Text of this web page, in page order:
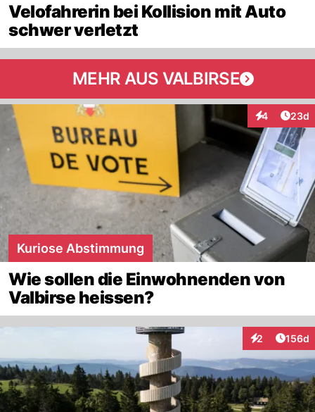
Velofahrerin bei Kollision mit Auto
schwer verletzt
MEHR AUS VALBIRSE
4
Interaktionen
23d
Kuriose Abstimmung
Wie sollen die Einwohnenden von
Valbirse heissen?
2
Interaktionen
156d